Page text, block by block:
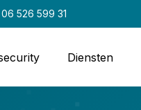
06 526 599 31
Diensten